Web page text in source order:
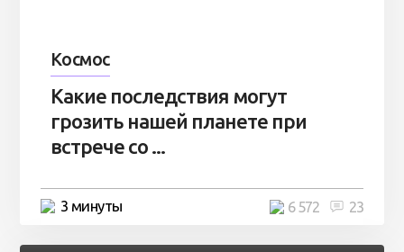
Космос
Какие последствия могут
грозить нашей планете при
встрече со ...
3 минуты 23
6 572